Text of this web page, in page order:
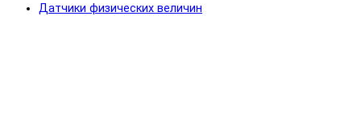
Датчики физических величин